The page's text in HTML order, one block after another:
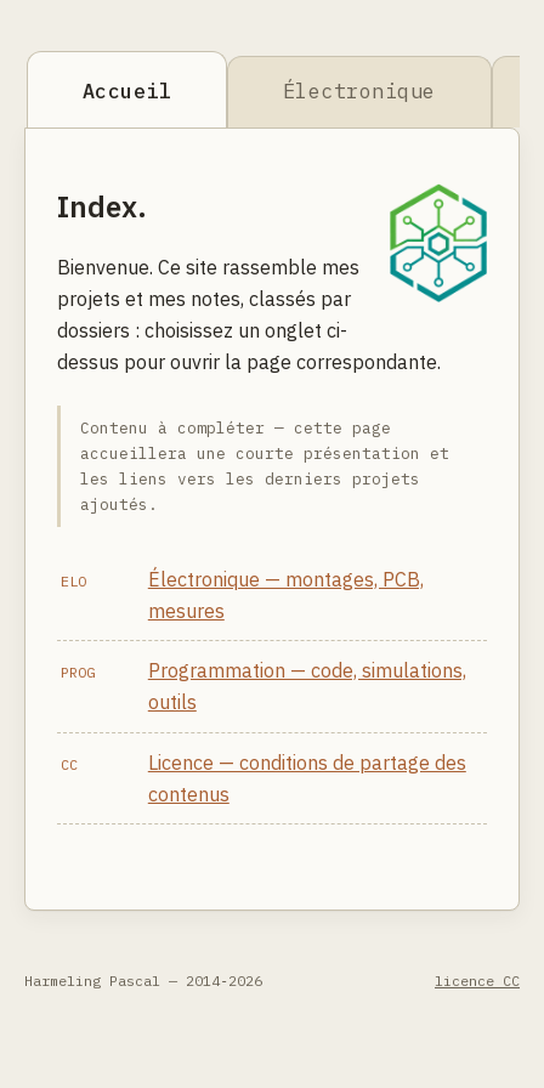
Accueil Électronique
Index.
Bienvenue. Ce site rassemble mes
projets et mes notes, classés par
dossiers : choisissez un onglet ci-
dessus pour ouvrir la page correspondante.
Contenu à compléter — cette page
accueillera une courte présentation et
les liens vers les derniers projets
ajoutés.
ELO
Électronique — montages, PCB,
mesures
PROG
Programmation — code, simulations,
outils
CC
Licence — conditions de partage des
contenus
Harmeling Pascal — 2014‑2026 licence CC